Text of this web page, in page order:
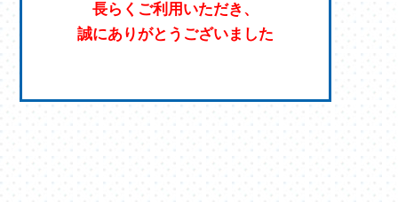
長らくご利用いただき、
誠にありがとうございました